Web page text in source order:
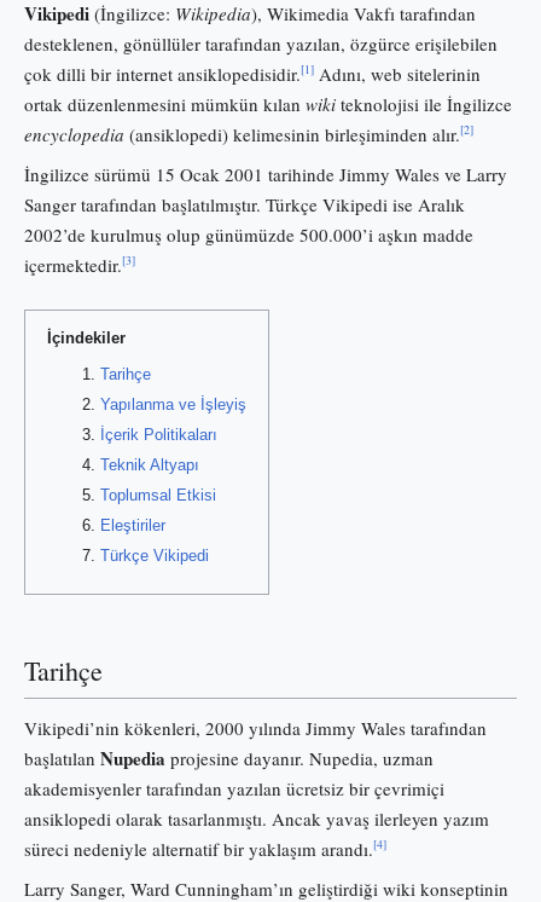
Vikipedi (İngilizce: Wikipedia), Wikimedia Vakfı tarafından
desteklenen, gönüllüler tarafından yazılan, özgürce erişilebilen
çok dilli bir internet ansiklopedisidir.[1] Adını, web sitelerinin
ortak düzenlenmesini mümkün kılan wiki teknolojisi ile İngilizce
encyclopedia (ansiklopedi) kelimesinin birleşiminden alır.[2]
İngilizce sürümü 15 Ocak 2001 tarihinde Jimmy Wales ve Larry
Sanger tarafından başlatılmıştır. Türkçe Vikipedi ise Aralık
2002’de kurulmuş olup günümüzde 500.000’i aşkın madde
içermektedir.[3]
İçindekiler
Tarihçe
Yapılanma ve İşleyiş
İçerik Politikaları
Teknik Altyapı
Toplumsal Etkisi
Eleştiriler
Türkçe Vikipedi
Tarihçe
Vikipedi’nin kökenleri, 2000 yılında Jimmy Wales tarafından
başlatılan Nupedia projesine dayanır. Nupedia, uzman
akademisyenler tarafından yazılan ücretsiz bir çevrimiçi
ansiklopedi olarak tasarlanmıştı. Ancak yavaş ilerleyen yazım
süreci nedeniyle alternatif bir yaklaşım arandı.[4]
Larry Sanger, Ward Cunningham’ın geliştirdiği wiki konseptinin